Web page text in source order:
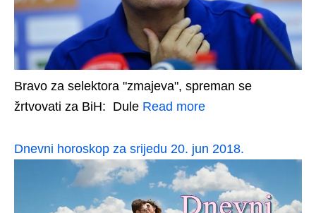
Bravo za selektora "zmajeva", spreman se
žrtvovati za BiH: Dule Read more
Dnevni horoskop za srijedu 20. jun 2018.